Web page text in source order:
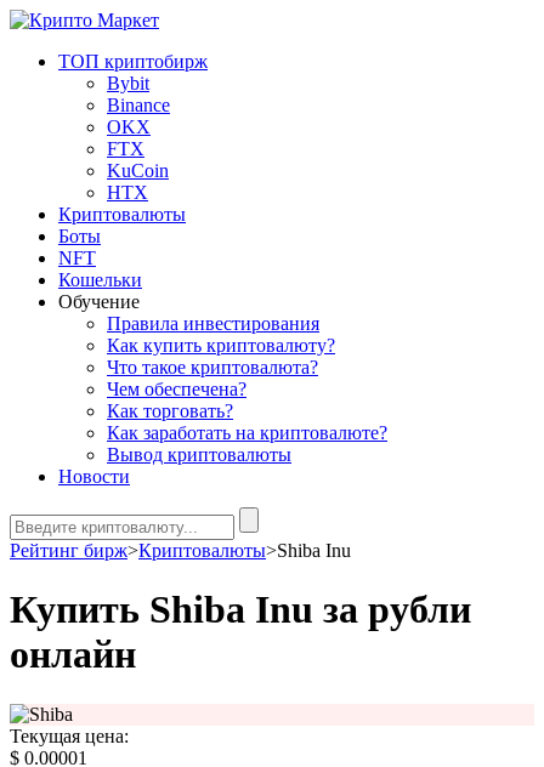
ТОП криптобирж
Bybit
Binance
OKX
FTX
KuCoin
HTX
Криптовалюты
Боты
NFT
Кошельки
Обучение
Правила инвестирования
Как купить криптовалюту?
Что такое криптовалюта?
Чем обеспечена?
Как торговать?
Как заработать на криптовалюте?
Вывод криптовалюты
Новости
Рейтинг бирж>Криптовалюты>Shiba Inu
Купить Shiba Inu за рубли
онлайн
Текущая цена:
$ 0.00001